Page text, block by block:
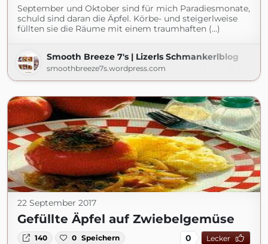
September und Oktober sind für mich Paradiesmonate,
schuld sind daran die Äpfel. Körbe- und steigerlweise
füllten sie die Räume mit einem traumhaften (...)
Smooth Breeze 7's | Lizerls Schmankerlblog
smoothbreeze7s.wordpress.com
22 September 2017
Gefüllte Äpfel auf Zwiebelgemüse
140 0 Speichern 0 Lecker